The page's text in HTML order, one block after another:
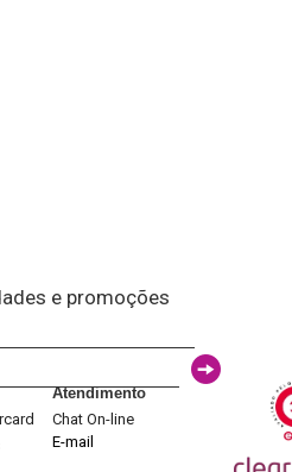
e promoções
Atendimento
Chat On-line
E-mail